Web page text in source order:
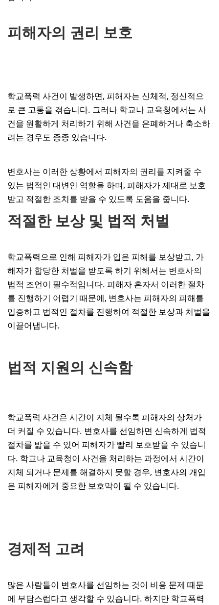
피해자의 권리 보호
학교폭력 사건이 발생하면, 피해자는 신체적, 정신적으
로 큰 고통을 겪습니다. 그러나 학교나 교육청에서는 사
건을 원활하게 처리하기 위해 사건을 은폐하거나 축소하
려는 경우도 종종 있습니다.
변호사는 이러한 상황에서 피해자의 권리를 지켜줄 수
있는 법적인 대변인 역할을 하며, 피해자가 제대로 보호
받고 적절한 조치를 받을 수 있도록 도움을 줍니다.
적절한 보상 및 법적 처벌
학교폭력으로 인해 피해자가 입은 피해를 보상받고, 가
해자가 합당한 처벌을 받도록 하기 위해서는 변호사의
법적 조언이 필수적입니다. 피해자 혼자서 이러한 절차
를 진행하기 어렵기 때문에, 변호사는 피해자의 피해를
입증하고 법적인 절차를 진행하여 적절한 보상과 처벌을
이끌어냅니다.
법적 지원의 신속함
학교폭력 사건은 시간이 지체 될수록 피해자의 상처가
더 커질 수 있습니다. 변호사를 선임하면 신속하게 법적
절차를 밟을 수 있어 피해자가 빨리 보호받을 수 있습니
다. 학교나 교육청이 사건을 처리하는 과정에서 시간이
지체 되거나 문제를 해결하지 못할 경우, 변호사의 개입
은 피해자에게 중요한 보호막이 될 수 있습니다.
경제적 고려
많은 사람들이 변호사를 선임하는 것이 비용 문제 때문
에 부담스럽다고 생각할 수 있습니다. 하지만 학교폭력